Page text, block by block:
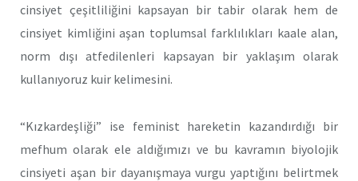
cinsiyet çeşitliliğini kapsayan bir tabir olarak hem de
cinsiyet kimliğini aşan toplumsal farklılıkları kaale alan,
norm dışı atfedilenleri kapsayan bir yaklaşım olarak
kullanıyoruz kuir kelimesini.
“Kızkardeşliği” ise feminist hareketin kazandırdığı bir
mefhum olarak ele aldığımızı ve bu kavramın biyolojik
cinsiyeti aşan bir dayanışmaya vurgu yaptığını belirtmek